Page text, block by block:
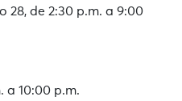
28, de 2:30 p.m. a 9:00
a 10:00 p.m.